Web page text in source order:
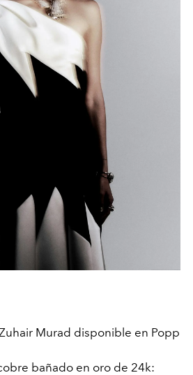
Murad disponible en Popp
bañado en oro de 24k: